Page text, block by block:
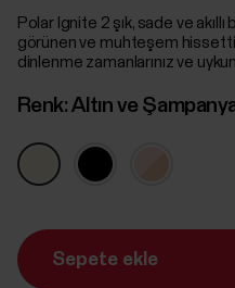
Polar Ignite 2 şık, sade ve
görünen ve muhteşem
dinlenme zamanlarınız ve
Renk: Altın ve
Sepete ekle